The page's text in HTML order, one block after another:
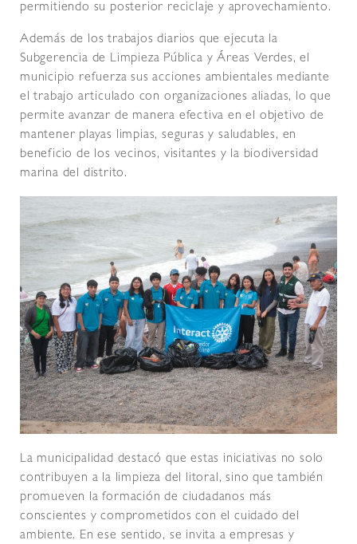
permitiendo su posterior reciclaje y aprovechamiento.
Además de los trabajos diarios que ejecuta la
Subgerencia de Limpieza Pública y Áreas Verdes, el
municipio refuerza sus acciones ambientales mediante
el trabajo articulado con organizaciones aliadas, lo que
permite avanzar de manera efectiva en el objetivo de
mantener playas limpias, seguras y saludables, en
beneficio de los vecinos, visitantes y la biodiversidad
marina del distrito.
La municipalidad destacó que estas iniciativas no solo
contribuyen a la limpieza del litoral, sino que también
promueven la formación de ciudadanos más
conscientes y comprometidos con el cuidado del
ambiente. En ese sentido, se invita a empresas y